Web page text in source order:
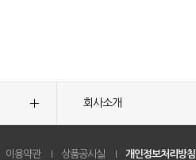
회사소개
이용약관 상품공시실 개인정보처리방침